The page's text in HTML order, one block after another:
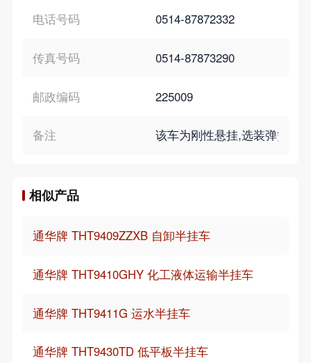
电话号码 0514-87872332
传真号码 0514-87873290
邮政编码 225009
备注 该车为刚性悬挂,选装弹簧爬
相似产品
通华牌 THT9409ZZXB 自卸半挂车
通华牌 THT9410GHY 化工液体运输半挂车
通华牌 THT9411G 运水半挂车
通华牌 THT9430TD 低平板半挂车